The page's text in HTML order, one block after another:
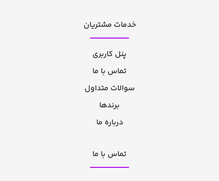
خدمات مشتریان
پنل کاربری
تماس با ما
سوالات متداول
برندها
درباره ما
تماس با ما